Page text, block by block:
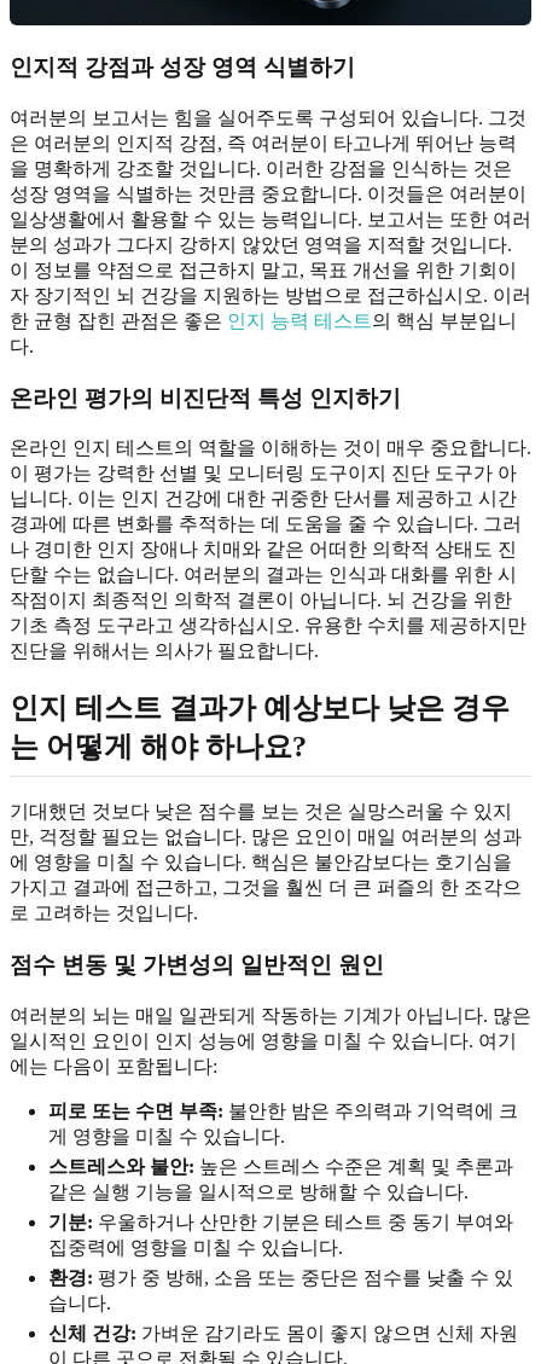
인지적 강점과 성장 영역 식별하기
여러분의 보고서는 힘을 실어주도록 구성되어 있습니다. 그것
은 여러분의 인지적 강점, 즉 여러분이 타고나게 뛰어난 능력
을 명확하게 강조할 것입니다. 이러한 강점을 인식하는 것은
성장 영역을 식별하는 것만큼 중요합니다. 이것들은 여러분이
일상생활에서 활용할 수 있는 능력입니다. 보고서는 또한 여러
분의 성과가 그다지 강하지 않았던 영역을 지적할 것입니다.
이 정보를 약점으로 접근하지 말고, 목표 개선을 위한 기회이
자 장기적인 뇌 건강을 지원하는 방법으로 접근하십시오. 이러
한 균형 잡힌 관점은 좋은 인지 능력 테스트의 핵심 부분입니
다.
온라인 평가의 비진단적 특성 인지하기
온라인 인지 테스트의 역할을 이해하는 것이 매우 중요합니다.
이 평가는 강력한 선별 및 모니터링 도구이지 진단 도구가 아
닙니다. 이는 인지 건강에 대한 귀중한 단서를 제공하고 시간
경과에 따른 변화를 추적하는 데 도움을 줄 수 있습니다. 그러
나 경미한 인지 장애나 치매와 같은 어떠한 의학적 상태도 진
단할 수는 없습니다. 여러분의 결과는 인식과 대화를 위한 시
작점이지 최종적인 의학적 결론이 아닙니다. 뇌 건강을 위한
기초 측정 도구라고 생각하십시오. 유용한 수치를 제공하지만
진단을 위해서는 의사가 필요합니다.
인지 테스트 결과가 예상보다 낮은 경우
는 어떻게 해야 하나요?
기대했던 것보다 낮은 점수를 보는 것은 실망스러울 수 있지
만, 걱정할 필요는 없습니다. 많은 요인이 매일 여러분의 성과
에 영향을 미칠 수 있습니다. 핵심은 불안감보다는 호기심을
가지고 결과에 접근하고, 그것을 훨씬 더 큰 퍼즐의 한 조각으
로 고려하는 것입니다.
점수 변동 및 가변성의 일반적인 원인
여러분의 뇌는 매일 일관되게 작동하는 기계가 아닙니다. 많은
일시적인 요인이 인지 성능에 영향을 미칠 수 있습니다. 여기
에는 다음이 포함됩니다:
피로 또는 수면 부족: 불안한 밤은 주의력과 기억력에 크
게 영향을 미칠 수 있습니다.
스트레스와 불안: 높은 스트레스 수준은 계획 및 추론과
같은 실행 기능을 일시적으로 방해할 수 있습니다.
기분: 우울하거나 산만한 기분은 테스트 중 동기 부여와
집중력에 영향을 미칠 수 있습니다.
환경: 평가 중 방해, 소음 또는 중단은 점수를 낮출 수 있
습니다.
신체 건강: 가벼운 감기라도 몸이 좋지 않으면 신체 자원
이 다른 곳으로 전환될 수 있습니다.